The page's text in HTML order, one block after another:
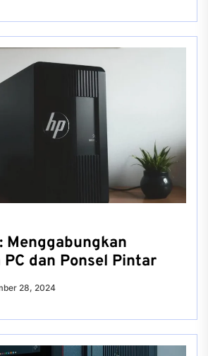
Menggabungkan
dan Ponsel Pintar
28, 2024